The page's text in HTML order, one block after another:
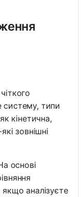
систему, типи
кінетична,
зовнішні
основі
аналізуєте